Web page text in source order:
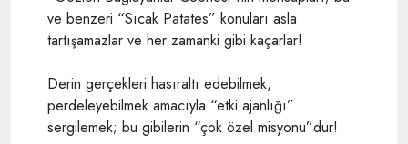
ve benzeri “Sıcak Patates” konuları asla
tartışamazlar ve her zamanki gibi kaçarlar!
Derin gerçekleri hasıraltı edebilmek,
perdeleyebilmek amacıyla “etki ajanlığı”
sergilemek; bu gibilerin “çok özel misyonu”dur!